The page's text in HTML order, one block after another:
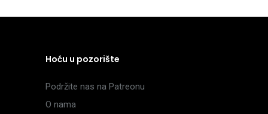
Hoću u pozorište
Podržite nas na Patreonu
O nama